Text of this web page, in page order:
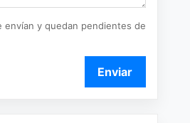
envían y quedan pendientes de
Enviar